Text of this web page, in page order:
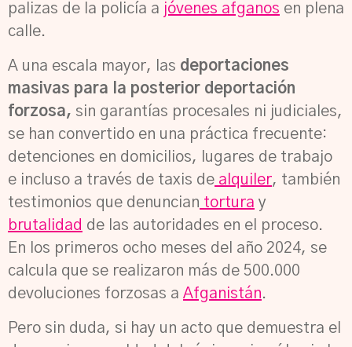
palizas de la policía a jóvenes afganos en plena
calle.
A una escala mayor, las deportaciones
masivas para la posterior deportación
forzosa, sin garantías procesales ni judiciales,
se han convertido en una práctica frecuente:
detenciones en domicilios, lugares de trabajo
e incluso a través de taxis de alquiler, también
testimonios que denuncian tortura y
brutalidad de las autoridades en el proceso.
En los primeros ocho meses del año 2024, se
calcula que se realizaron más de 500.000
devoluciones forzosas a Afganistán.
Pero sin duda, si hay un acto que demuestra el